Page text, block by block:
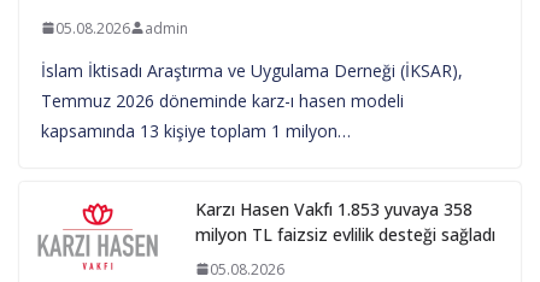
05.08.2026 admin
İslam İktisadı Araştırma ve Uygulama Derneği (İKSAR),
Temmuz 2026 döneminde karz-ı hasen modeli
kapsamında 13 kişiye toplam 1 milyon…
Karzı Hasen Vakfı 1.853 yuvaya 358
milyon TL faizsiz evlilik desteği sağladı
05.08.2026